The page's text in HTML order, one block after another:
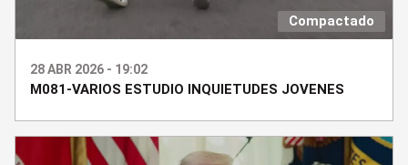
Compactado
28 ABR 2026 - 19:02
M081-VARIOS ESTUDIO INQUIETUDES JOVENES